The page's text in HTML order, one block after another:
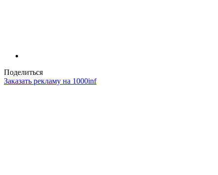
Поделиться
Заказать рекламу на 1000inf